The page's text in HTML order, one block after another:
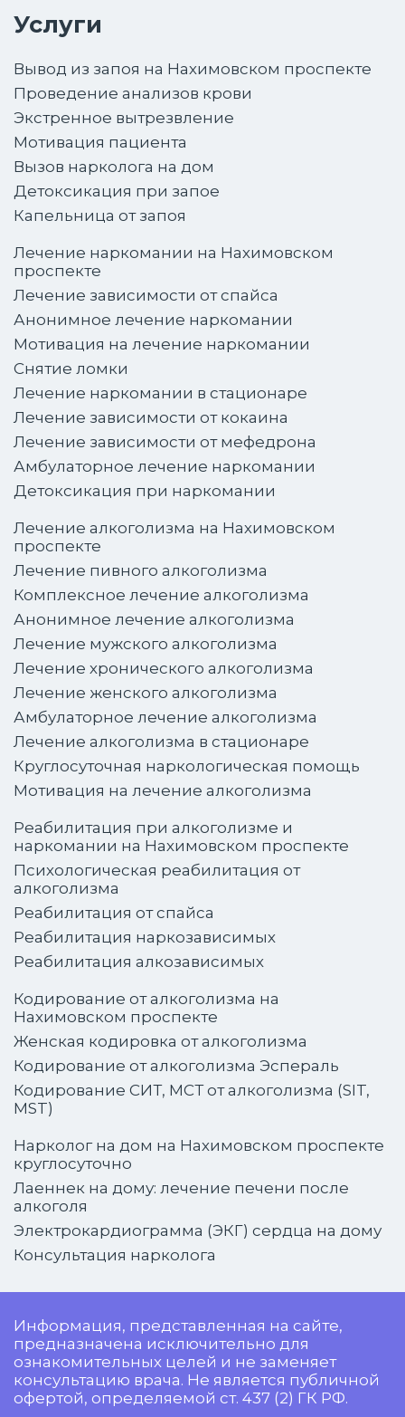
Услуги
Вывод из запоя на Нахимовском проспекте
Проведение анализов крови
Экстренное вытрезвление
Мотивация пациента
Вызов нарколога на дом
Детоксикация при запое
Капельница от запоя
Лечение наркомании на Нахимовском
проспекте
Лечение зависимости от спайса
Анонимное лечение наркомании
Мотивация на лечение наркомании
Снятие ломки
Лечение наркомании в стационаре
Лечение зависимости от кокаина
Лечение зависимости от мефедрона
Амбулаторное лечение наркомании
Детоксикация при наркомании
Лечение алкоголизма на Нахимовском
проспекте
Лечение пивного алкоголизма
Комплексное лечение алкоголизма
Анонимное лечение алкоголизма
Лечение мужского алкоголизма
Лечение хронического алкоголизма
Лечение женского алкоголизма
Амбулаторное лечение алкоголизма
Лечение алкоголизма в стационаре
Круглосуточная наркологическая помощь
Мотивация на лечение алкоголизма
Реабилитация при алкоголизме и
наркомании на Нахимовском проспекте
Психологическая реабилитация от
алкоголизма
Реабилитация от спайса
Реабилитация наркозависимых
Реабилитация алкозависимых
Кодирование от алкоголизма на
Нахимовском проспекте
Женская кодировка от алкоголизма
Кодирование от алкоголизма Эспераль
Кодирование СИТ, МСТ от алкоголизма (SIT,
MST)
Нарколог на дом на Нахимовском проспекте
круглосуточно
Лаеннек на дому: лечение печени после
алкоголя
Электрокардиограмма (ЭКГ) сердца на дому
Консультация нарколога
Информация, представленная на сайте,
предназначена исключительно для
ознакомительных целей и не заменяет
консультацию врача. Не является публичной
офертой, определяемой ст. 437 (2) ГК РФ.